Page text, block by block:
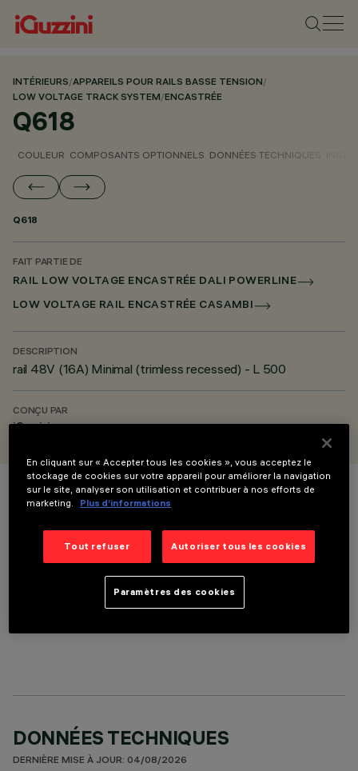
INTÉRIEURS/APPAREILS POUR RAILS BASSE TENSION/
LOW VOLTAGE TRACK SYSTEM/ENCASTRÉE
Q618
COULEUR COMPOSANTS OPTIONNELS DONNÉES TECHNIQUES
Q618
FAIT PARTIE DE
RAIL LOW VOLTAGE ENCASTRÉE DALI POWERLINE
LOW VOLTAGE RAIL ENCASTRÉE CASAMBI
DESCRIPTION
rail 48V (16A) Minimal (trimless recessed) - L 500
CONÇU PAR
iGuzzini
COULEUR
DONNÉES TECHNIQUES
DERNIÈRE MISE À JOUR: 04/08/2026
En cliquant sur « Accepter tous les cookies », vous acceptez le
stockage de cookies sur votre appareil pour améliorer la navigation
sur le site, analyser son utilisation et contribuer à nos efforts de
marketing.
Plus d’informations
Tout refuser Autoriser tous les cookies
Paramètres des cookies